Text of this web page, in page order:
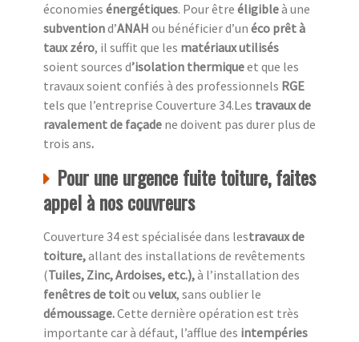
économies énergétiques. Pour être éligibleà une
subventiond’ANAH ou bénéficier d’un éco prêt à
taux zéro, il suffit que les matériaux utilisés
soient sources d’isolation thermiqueet que les
travaux soient confiés à des professionnels RGE
tels que l’entreprise Couverture 34.Les travaux de
ravalement de façade ne doivent pas durer plus de
trois ans.
Pour une urgence fuite toiture, faites
appel à nos couvreurs
Couverture 34 est spécialisée dans lestravaux de
toiture,allant des installations de revêtements
(Tuiles, Zinc, Ardoises, etc.),à l’installation des
fenêtres de toitou velux, sans oublier le
démoussage.Cette dernière opération est très
importante car à défaut, l’afflue des intempéries